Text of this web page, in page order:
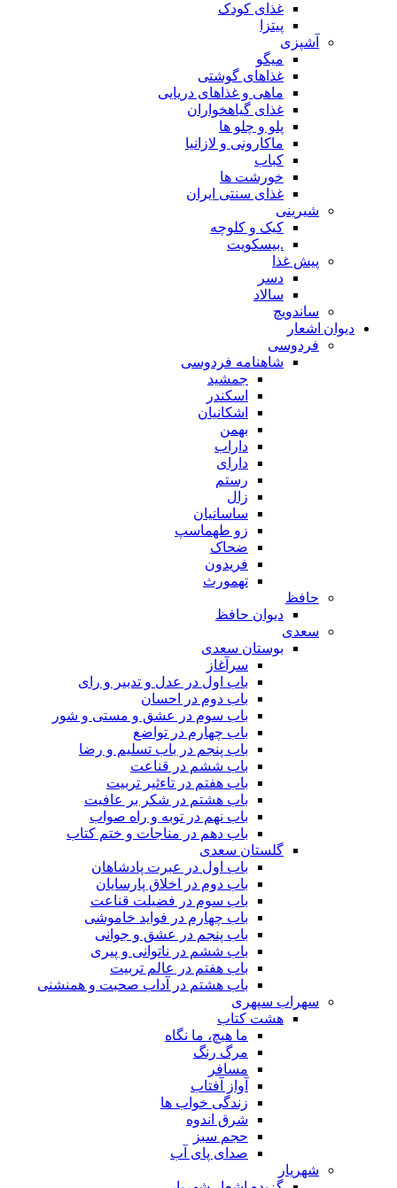
غذای کودک
پیتزا
آشپزی
میگو
غذاهای گوشتی
ماهی و غذاهای دریایی
غذای گیاهخواران
پلو و چلو ها
ماکارونی و لازانیا
کباب
خورشت ها
غذای سنتی ایران
شیرینی
کیک و کلوچه
.بیسکویت
پیش غذا
دسر
سالاد
ساندویچ
دیوان اشعار
فردوسی
شاهنامه فردوسی
جمشید
اسکندر
اشکانیان
بهمن
داراب
دارای
رستم
زال
ساسانیان
زو طهماسپ‏
ضحاک
فریدون
تهمورث
حافظ
دیوان حافظ
سعدی
بوستان سعدی
سرآغاز
باب اول در عدل و تدبیر و رای
باب دوم در احسان
باب سوم در عشق و مستی و شور
باب چهارم در تواضع
باب پنجم در باب تسلیم و رضا
باب ششم در قناعت
باب هفتم در تاءثیر تربیت
باب هشتم در شکر بر عافیت
باب نهم در توبه و راه صواب
باب دهم در مناجات و ختم کتاب
گلستان سعدی
باب اول در عبرت پادشاهان
باب دوم در اخلاق پارسایان
باب سوم در فضیلت قناعت
باب چهارم در فواید خاموشى
باب پنجم در عشق و جوانى
باب ششم در ناتوانى و پیرى
باب هفتم در عالم تربیت
باب هشتم در آداب صحبت و همنشنى
سهراب سپهری
هشت کتاب
ما هیچ، ما نگاه
مرگ رنگ
مسافر
آواز آفتاب
زندگی خواب ها
شرق اندوه
حجم سبز
صدای پای آب
شهریار